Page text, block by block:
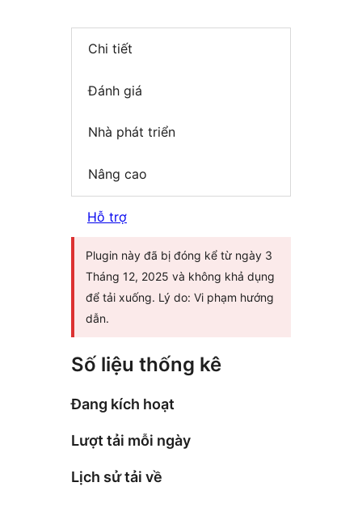
Chi tiết
Đánh giá
Nhà phát triển
Nâng cao
Hỗ trợ
Plugin này đã bị đóng kể từ ngày 3
Tháng 12, 2025 và không khả dụng
để tải xuống. Lý do: Vi phạm hướng
dẫn.
Số liệu thống kê
Đang kích hoạt
Lượt tải mỗi ngày
Lịch sử tải về